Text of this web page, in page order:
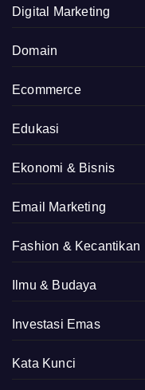
Digital Marketing
Domain
Ecommerce
Edukasi
Ekonomi & Bisnis
Email Marketing
Fashion & Kecantikan
Ilmu & Budaya
Investasi Emas
Kata Kunci